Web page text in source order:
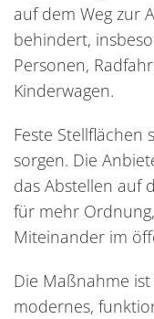
auf dem Weg zur
behindert,
Personen,
Kinderwagen.
Feste Stellflächen
sorgen. Die
das Abstellen auf
für mehr
Miteinander im
Die Maßnahme
modernes,